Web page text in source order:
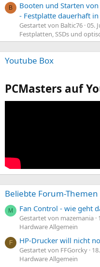
B
Booten und Starten
- Festplatte dauerhaft
Gestartet von Baltic76 05.
Festplatten, SSDs und
Youtube Box
PCMasters auf
Beliebte Forum-Themen
M Fan Control - wie geht
Gestartet von mazemania
Hardware Allgemein
F HP-Drucker will nicht
Gestartet von FFGorcky
Hardware Allgemein